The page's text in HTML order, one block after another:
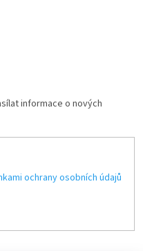
informace o nových
ochrany osobních údajů